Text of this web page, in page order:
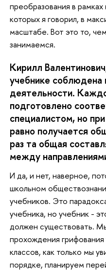
преобразования в
которых я говорил, в
масштабе. Вот это то,
занимаемся.
Кирилл
учебнике соблюдена
деятельности.
подготовлено
специалистом, но
равно получается
раз та общая
между
И да, и нет, наверное,
школьном
учебников. Это
учебника, но учебник -
должен существовать.
прохождения
классов, как только мы
порядке, планируем